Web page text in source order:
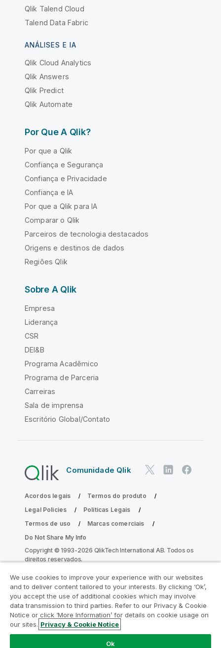
Qlik Talend Cloud
Talend Data Fabric
ANÁLISES E IA
Qlik Cloud Analytics
Qlik Answers
Qlik Predict
Qlik Automate
Por Que A Qlik?
Por que a Qlik
Confiança e Segurança
Confiança e Privacidade
Confiança e IA
Por que a Qlik para IA
Comparar o Qlik
Parceiros de tecnologia destacados
Origens e destinos de dados
Regiões Qlik
Sobre A Qlik
Empresa
Liderança
CSR
DEI&B
Programa Acadêmico
Programa de Parceria
Carreiras
Sala de imprensa
Escritório Global/Contato
Comunidade Qlik
Acordos legais
Termos do produto
Legal Policies
Políticas Legais
Termos de uso
Marcas comerciais
Do Not Share My Info
Copyright © 1993-2026 QlikTech International AB. Todos os
direitos reservados.
Participe do Programa de Modernização
do Analytics
Modernize sem comprometer seus valiosos aplicativos
QlikView com o Programa de Modernização do Analytics.
We use cookies to improve your experience with our websites
and to deliver content tailored to your interests. By clicking ‘Ok’,
you accept the use of additional cookies which may involve
data transmission to third parties. Refer to our Privacy & Cookie
Notice or click ‘More Information’ for details on cookie usage on
our sites. Privacy & Cookie Notice
Ok